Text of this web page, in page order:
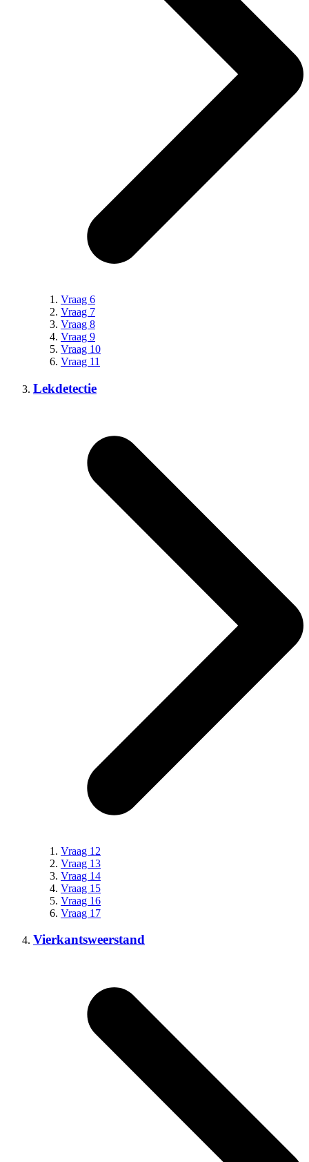
Vraag 6
Vraag 7
Vraag 8
Vraag 9
Vraag 10
Vraag 11
Lekdetectie
Vraag 12
Vraag 13
Vraag 14
Vraag 15
Vraag 16
Vraag 17
Vierkantsweerstand